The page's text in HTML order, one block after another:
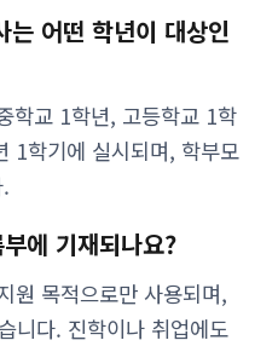
는 어떤 학년이 대상인
학교 1학년, 고등학교 1학
1학기에 실시되며, 학부모
에 기재되나요?
원 목적으로만 사용되며,
니다. 진학이나 취업에도